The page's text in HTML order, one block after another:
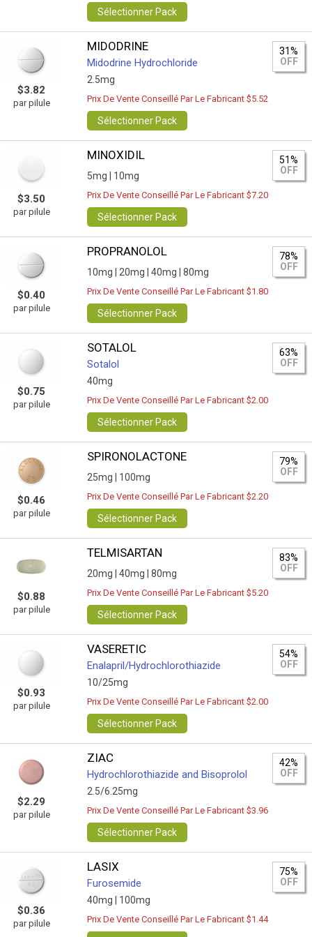
Sélectionner Pack
$3.82
par pilule
MIDODRINE
Midodrine Hydrochloride
2.5mg
31%
OFF
Prix De Vente Conseillé Par Le Fabricant $5.52
Sélectionner Pack
$3.50
par pilule
MINOXIDIL
5mg | 10mg
51%
OFF
Prix De Vente Conseillé Par Le Fabricant $7.20
Sélectionner Pack
$0.40
par pilule
PROPRANOLOL
10mg | 20mg | 40mg | 80mg
78%
OFF
Prix De Vente Conseillé Par Le Fabricant $1.80
Sélectionner Pack
$0.75
par pilule
SOTALOL
Sotalol
40mg
63%
OFF
Prix De Vente Conseillé Par Le Fabricant $2.00
Sélectionner Pack
$0.46
par pilule
SPIRONOLACTONE
25mg | 100mg
79%
OFF
Prix De Vente Conseillé Par Le Fabricant $2.20
Sélectionner Pack
$0.88
par pilule
TELMISARTAN
20mg | 40mg | 80mg
83%
OFF
Prix De Vente Conseillé Par Le Fabricant $5.20
Sélectionner Pack
$0.93
par pilule
VASERETIC
Enalapril/Hydrochlorothiazide
10/25mg
54%
OFF
Prix De Vente Conseillé Par Le Fabricant $2.00
Sélectionner Pack
$2.29
par pilule
ZIAC
Hydrochlorothiazide and Bisoprolol
2.5/6.25mg
42%
OFF
Prix De Vente Conseillé Par Le Fabricant $3.96
Sélectionner Pack
$0.36
par pilule
LASIX
Furosemide
40mg | 100mg
75%
OFF
Prix De Vente Conseillé Par Le Fabricant $1.44